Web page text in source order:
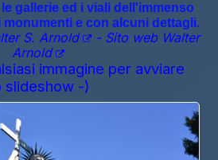
gallerie ed i viali dell'immenso
e con alcuni dettagli.
S. Arnold - Sito web Walter
Arnold
immagine per avviare
slideshow -)